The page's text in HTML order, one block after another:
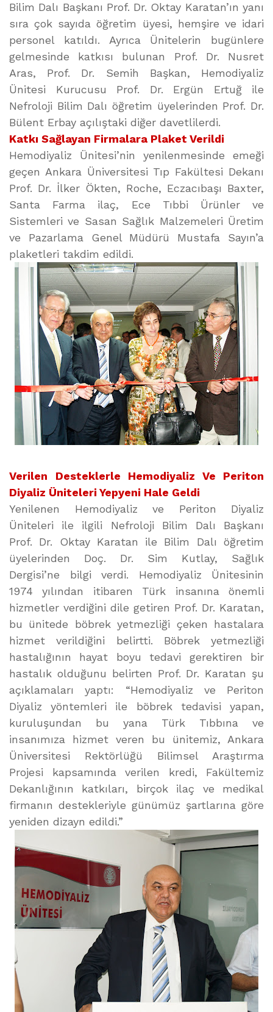
Bilim Dalı Başkanı Prof. Dr. Oktay Karatan’ın yanı
sıra çok sayıda öğretim üyesi, hemşire ve idari
personel katıldı. Ayrıca Ünitelerin bugünlere
gelmesinde katkısı bulunan Prof. Dr. Nusret
Aras, Prof. Dr. Semih Başkan, Hemodiyaliz
Ünitesi Kurucusu Prof. Dr. Ergün Ertuğ ile
Nefroloji Bilim Dalı öğretim üyelerinden Prof. Dr.
Bülent Erbay açılıştaki diğer davetlilerdi.
Katkı Sağlayan Firmalara Plaket Verildi
Hemodiyaliz Ünitesi’nin yenilenmesinde emeği
geçen Ankara Üniversitesi Tıp Fakültesi Dekanı
Prof. Dr. İlker Ökten, Roche, Eczacıbaşı Baxter,
Santa Farma ilaç, Ece Tıbbi Ürünler ve
Sistemleri ve Sasan Sağlık Malzemeleri Üretim
ve Pazarlama Genel Müdürü Mustafa Sayın’a
plaketleri takdim edildi.
Verilen Desteklerle Hemodiyaliz Ve Periton
Diyaliz Üniteleri Yepyeni Hale Geldi
Yenilenen Hemodiyaliz ve Periton Diyaliz
Üniteleri ile ilgili Nefroloji Bilim Dalı Başkanı
Prof. Dr. Oktay Karatan ile Bilim Dalı öğretim
üyelerinden Doç. Dr. Sim Kutlay, Sağlık
Dergisi’ne bilgi verdi. Hemodiyaliz Ünitesinin
1974 yılından itibaren Türk insanına önemli
hizmetler verdiğini dile getiren Prof. Dr. Karatan,
bu ünitede böbrek yetmezliği çeken hastalara
hizmet verildiğini belirtti. Böbrek yetmezliği
hastalığının hayat boyu tedavi gerektiren bir
hastalık olduğunu belirten Prof. Dr. Karatan şu
açıklamaları yaptı: “Hemodiyaliz ve Periton
Diyaliz yöntemleri ile böbrek tedavisi yapan,
kuruluşundan bu yana Türk Tıbbına ve
insanımıza hizmet veren bu ünitemiz, Ankara
Üniversitesi Rektörlüğü Bilimsel Araştırma
Projesi kapsamında verilen kredi, Fakültemiz
Dekanlığının katkıları, birçok ilaç ve medikal
firmanın destekleriyle günümüz şartlarına göre
yeniden dizayn edildi.”